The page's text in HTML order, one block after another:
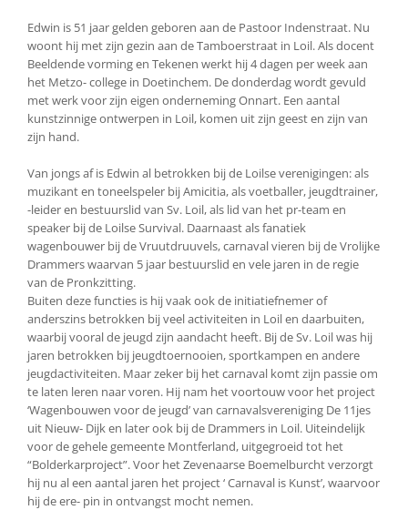
Edwin is 51 jaar gelden geboren aan de Pastoor Indenstraat. Nu
woont hij met zijn gezin aan de Tamboerstraat in Loil. Als docent
Beeldende vorming en Tekenen werkt hij 4 dagen per week aan
het Metzo- college in Doetinchem. De donderdag wordt gevuld
met werk voor zijn eigen onderneming Onnart. Een aantal
kunstzinnige ontwerpen in Loil, komen uit zijn geest en zijn van
zijn hand.
Van jongs af is Edwin al betrokken bij de Loilse verenigingen: als
muzikant en toneelspeler bij Amicitia, als voetballer, jeugdtrainer,
-leider en bestuurslid van Sv. Loil, als lid van het pr-team en
speaker bij de Loilse Survival. Daarnaast als fanatiek
wagenbouwer bij de Vruutdruuvels, carnaval vieren bij de Vrolijke
Drammers waarvan 5 jaar bestuurslid en vele jaren in de regie
van de Pronkzitting.
Buiten deze functies is hij vaak ook de initiatiefnemer of
anderszins betrokken bij veel activiteiten in Loil en daarbuiten,
waarbij vooral de jeugd zijn aandacht heeft. Bij de Sv. Loil was hij
jaren betrokken bij jeugdtoernooien, sportkampen en andere
jeugdactiviteiten. Maar zeker bij het carnaval komt zijn passie om
te laten leren naar voren. Hij nam het voortouw voor het project
‘Wagenbouwen voor de jeugd’ van carnavalsvereniging De 11jes
uit Nieuw- Dijk en later ook bij de Drammers in Loil. Uiteindelijk
voor de gehele gemeente Montferland, uitgegroeid tot het
“Bolderkarproject”. Voor het Zevenaarse Boemelburcht verzorgt
hij nu al een aantal jaren het project ‘ Carnaval is Kunst’, waarvoor
hij de ere- pin in ontvangst mocht nemen.